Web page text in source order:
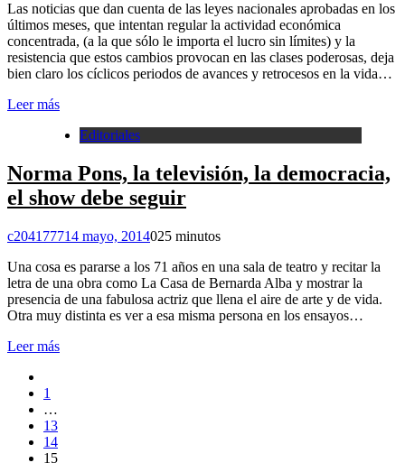
Las noticias que dan cuenta de las leyes nacionales aprobadas en los
últimos meses, que intentan regular la actividad económica
concentrada, (a la que sólo le importa el lucro sin límites) y la
resistencia que estos cambios provocan en las clases poderosas, deja
bien claro los cíclicos periodos de avances y retrocesos en la vida…
Leer más
Editoriales
Norma Pons, la televisión, la democracia,
el show debe seguir
c204177714 mayo, 2014025 minutos
Una cosa es pararse a los 71 años en una sala de teatro y recitar la
letra de una obra como La Casa de Bernarda Alba y mostrar la
presencia de una fabulosa actriz que llena el aire de arte y de vida.
Otra muy distinta es ver a esa misma persona en los ensayos…
Leer más
1
…
13
14
15